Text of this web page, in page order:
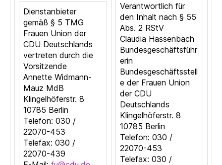
Dienstanbieter
gemäß § 5 TMG
Frauen Union der
CDU Deutschlands
vertreten durch die
Vorsitzende
Annette Widmann-
Mauz MdB
Klingelhöferstr. 8
10785 Berlin
Telefon: 030 /
22070-453
Telefax: 030 /
22070-439
Verantwortlich für
den Inhalt nach § 55
Abs. 2 RStV
Claudia Hassenbach
Bundesgeschäftsführ
erin
Bundesgeschäftsstell
e der Frauen Union
der CDU
Deutschlands
Klingelhöferstr. 8
10785 Berlin
Telefon: 030 /
22070-453
Telefax: 030 /